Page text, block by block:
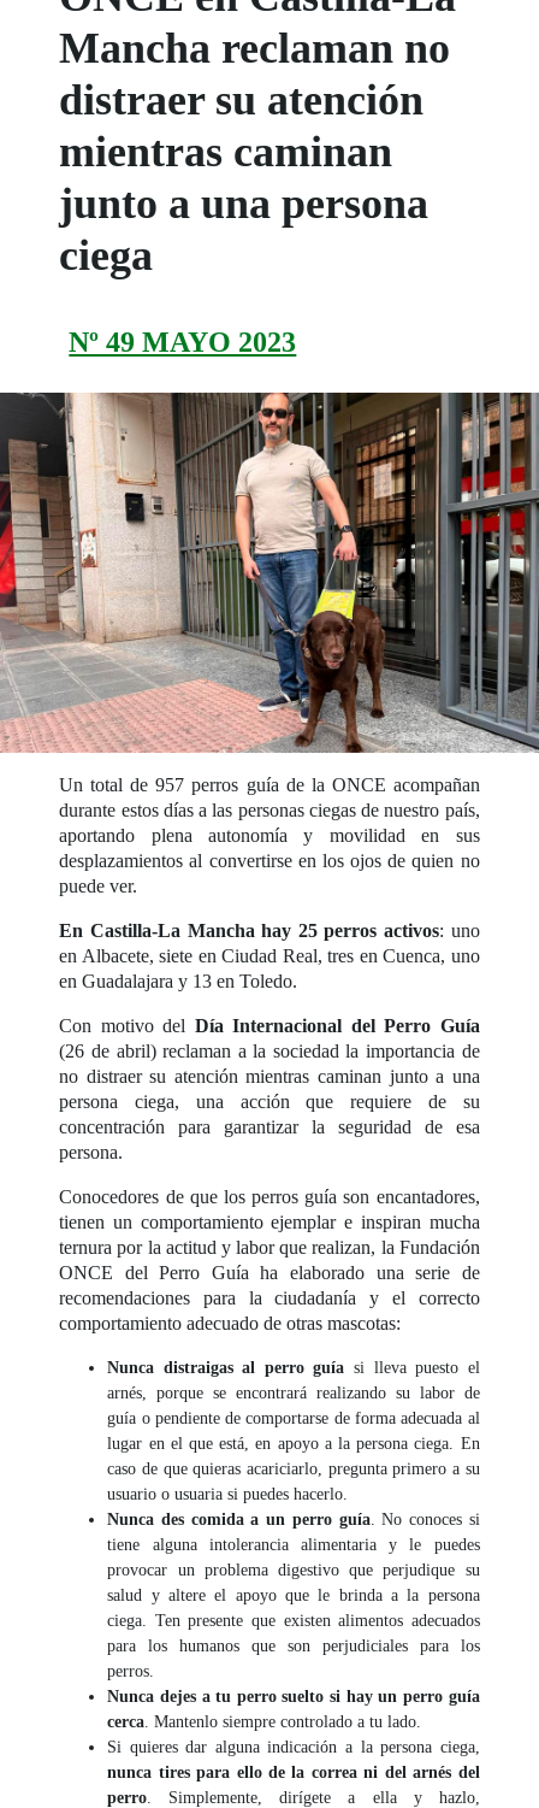
Mancha reclaman no
distraer su atención
mientras caminan
junto a una persona
ciega
Nº 49 MAYO 2023
Un total de 957 perros guía de la ONCE acompañan
durante estos días a las personas ciegas de nuestro país,
aportando plena autonomía y movilidad en sus
desplazamientos al convertirse en los ojos de quien no
puede ver.
En Castilla-La Mancha hay 25 perros activos: uno
en Albacete, siete en Ciudad Real, tres en Cuenca, uno
en Guadalajara y 13 en Toledo.
Con motivo del Día Internacional del Perro Guía
(26 de abril) reclaman a la sociedad la importancia de
no distraer su atención mientras caminan junto a una
persona ciega, una acción que requiere de su
concentración para garantizar la seguridad de esa
persona.
Conocedores de que los perros guía son encantadores,
tienen un comportamiento ejemplar e inspiran mucha
ternura por la actitud y labor que realizan, la Fundación
ONCE del Perro Guía ha elaborado una serie de
recomendaciones para la ciudadanía y el correcto
comportamiento adecuado de otras mascotas:
Nunca distraigas al perro guía si lleva puesto el
arnés, porque se encontrará realizando su labor de
guía o pendiente de comportarse de forma adecuada al
lugar en el que está, en apoyo a la persona ciega. En
caso de que quieras acariciarlo, pregunta primero a su
usuario o usuaria si puedes hacerlo.
Nunca des comida a un perro guía. No conoces si
tiene alguna intolerancia alimentaria y le puedes
provocar un problema digestivo que perjudique su
salud y altere el apoyo que le brinda a la persona
ciega. Ten presente que existen alimentos adecuados
para los humanos que son perjudiciales para los
perros.
Nunca dejes a tu perro suelto si hay un perro guía
cerca. Mantenlo siempre controlado a tu lado.
Si quieres dar alguna indicación a la persona ciega,
nunca tires para ello de la correa ni del arnés del
perro. Simplemente, dirígete a ella y hazlo,